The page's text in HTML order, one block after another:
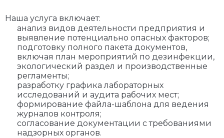
Наша услуга включает:
анализ видов деятельности предприятия и
выявление потенциально опасных факторов;
подготовку полного пакета документов,
включая план мероприятий по дезинфекции,
экологический раздел и производственные
регламенты;
разработку графика лабораторных
исследований и аудита рабочих мест;
формирование файла-шаблона для ведения
журналов контроля;
согласование документации с требованиями
надзорных органов.